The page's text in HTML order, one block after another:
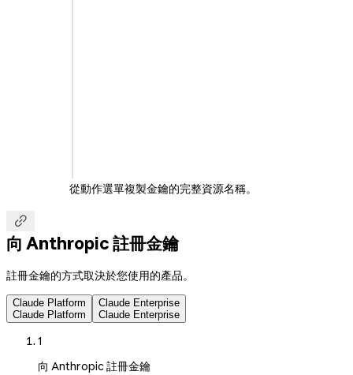
從動作選單複製金鑰的完整資源名稱。

向 Anthropic 註冊金鑰
註冊金鑰的方式取決於您使用的產品。
Claude Platform
Claude Platform
Claude Enterprise
Claude Enterprise
1
向 Anthropic 註冊金鑰